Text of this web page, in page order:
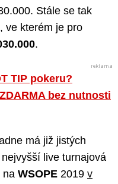
Stále se tak
ve kterém je pro
.
TIP pokeru?
bez nutnosti
má již jistých
live turnajová
na WSOPE 2019 v